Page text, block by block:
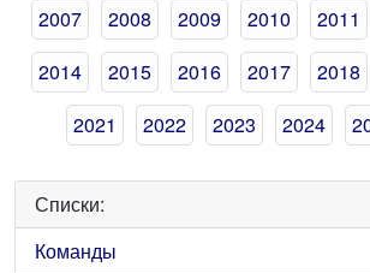
2007
2008 2009 2010 2011
2014
2015 2016 2017 2018
2021
2022 2023 2024
Списки:
Команды